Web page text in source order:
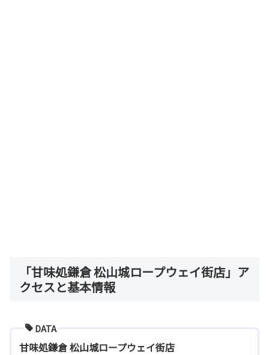
「甘味処鎌倉 松山城ロープウェイ街店」ア
クセスと基本情報
DATA
甘味処鎌倉 松山城ロープウェイ街店